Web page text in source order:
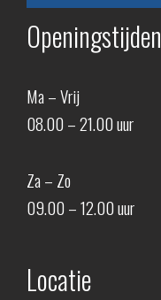
Openingstijden
Ma – Vrij
08.00 – 21.00 uur
Za – Zo
09.00 – 12.00 uur
Locatie